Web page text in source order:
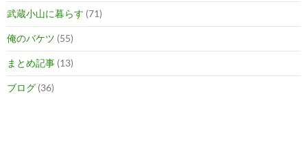
武蔵小山に暮らす (71)
俺のバケツ (55)
まとめ記事 (13)
ブログ (36)